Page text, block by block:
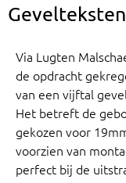
Via Lugten
de opdracht
van een vijftal
Het betreft de
gekozen voor
voorzien van
perfect bij de